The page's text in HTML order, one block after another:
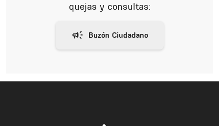
quejas y consultas: